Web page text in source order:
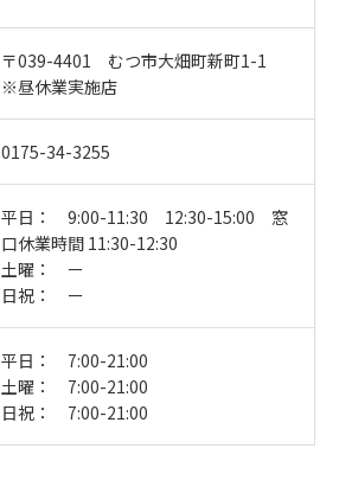
〒039-4401 むつ市大畑町新町1-1
※昼休業実施店
0175-34-3255
平日： 9:00-11:30 12:30-15:00 窓
口休業時間 11:30-12:30
土曜： ー
日祝： ー
平日： 7:00-21:00
土曜： 7:00-21:00
日祝： 7:00-21:00